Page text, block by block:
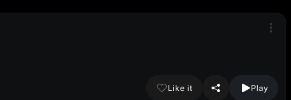
Like it Play